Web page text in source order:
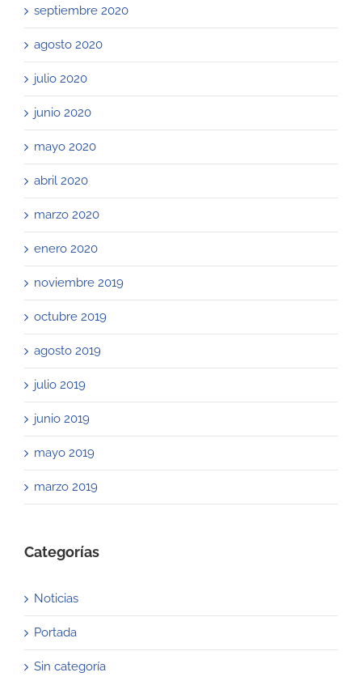
septiembre 2020
agosto 2020
julio 2020
junio 2020
mayo 2020
abril 2020
marzo 2020
enero 2020
noviembre 2019
octubre 2019
agosto 2019
julio 2019
junio 2019
mayo 2019
marzo 2019
Categorías
Noticias
Portada
Sin categoría